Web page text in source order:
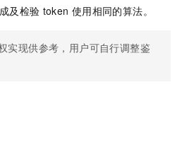
及检验 token 使用相同的算法。
实现供参考，用户可自行调整鉴